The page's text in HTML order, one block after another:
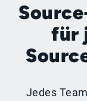
für
Jedes